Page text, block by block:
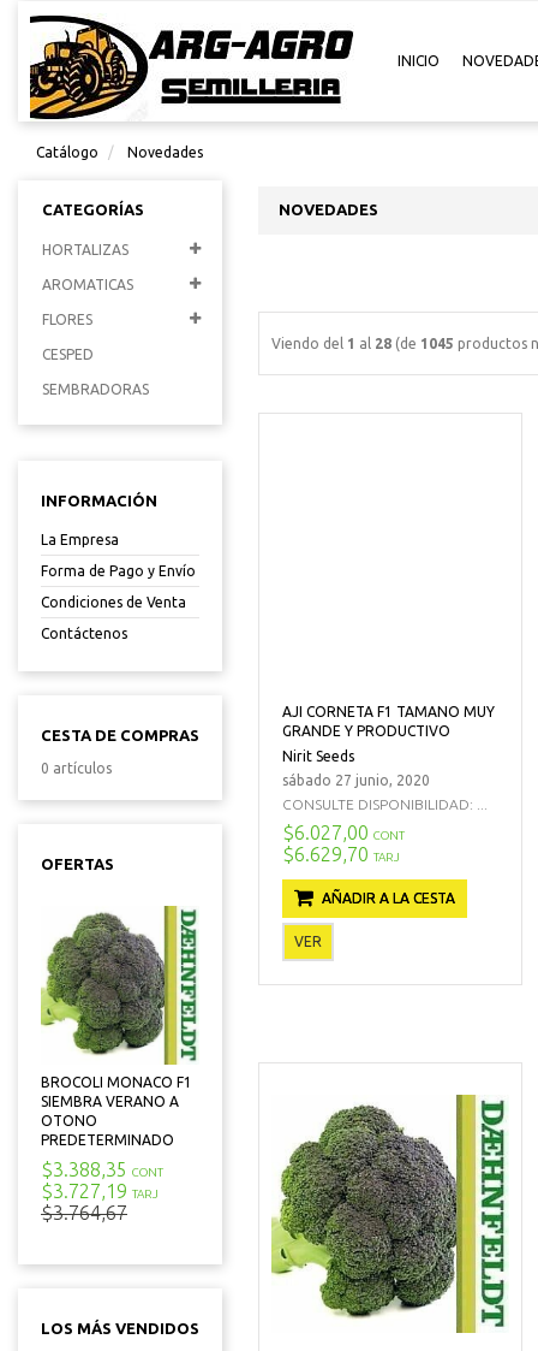
INICIO
Catálogo Novedades
CATEGORÍAS
HORTALIZAS
AROMATICAS
FLORES
CESPED
SEMBRADORAS
INFORMACIÓN
La Empresa
Forma de Pago y Envío
Condiciones de Venta
Contáctenos
CESTA DE COMPRAS
0 artículos
OFERTAS
BROCOLI MONACO F1
SIEMBRA VERANO A
OTONO
PREDETERMINADO
$3.388,35 CONT
$3.727,19 TARJ
$3.764,67
LOS MÁS VENDIDOS
NOVEDADES
Viendo del 1 al 28 (de 1045 productos
AJI CORNETA F1 TAMANO MUY
GRANDE Y PRODUCTIVO
Nirit Seeds
sábado 27 junio, 2020
CONSULTE DISPONIBILIDAD: ...
$6.027,00 CONT
$6.629,70 TARJ
AÑADIR A LA CESTA
VER